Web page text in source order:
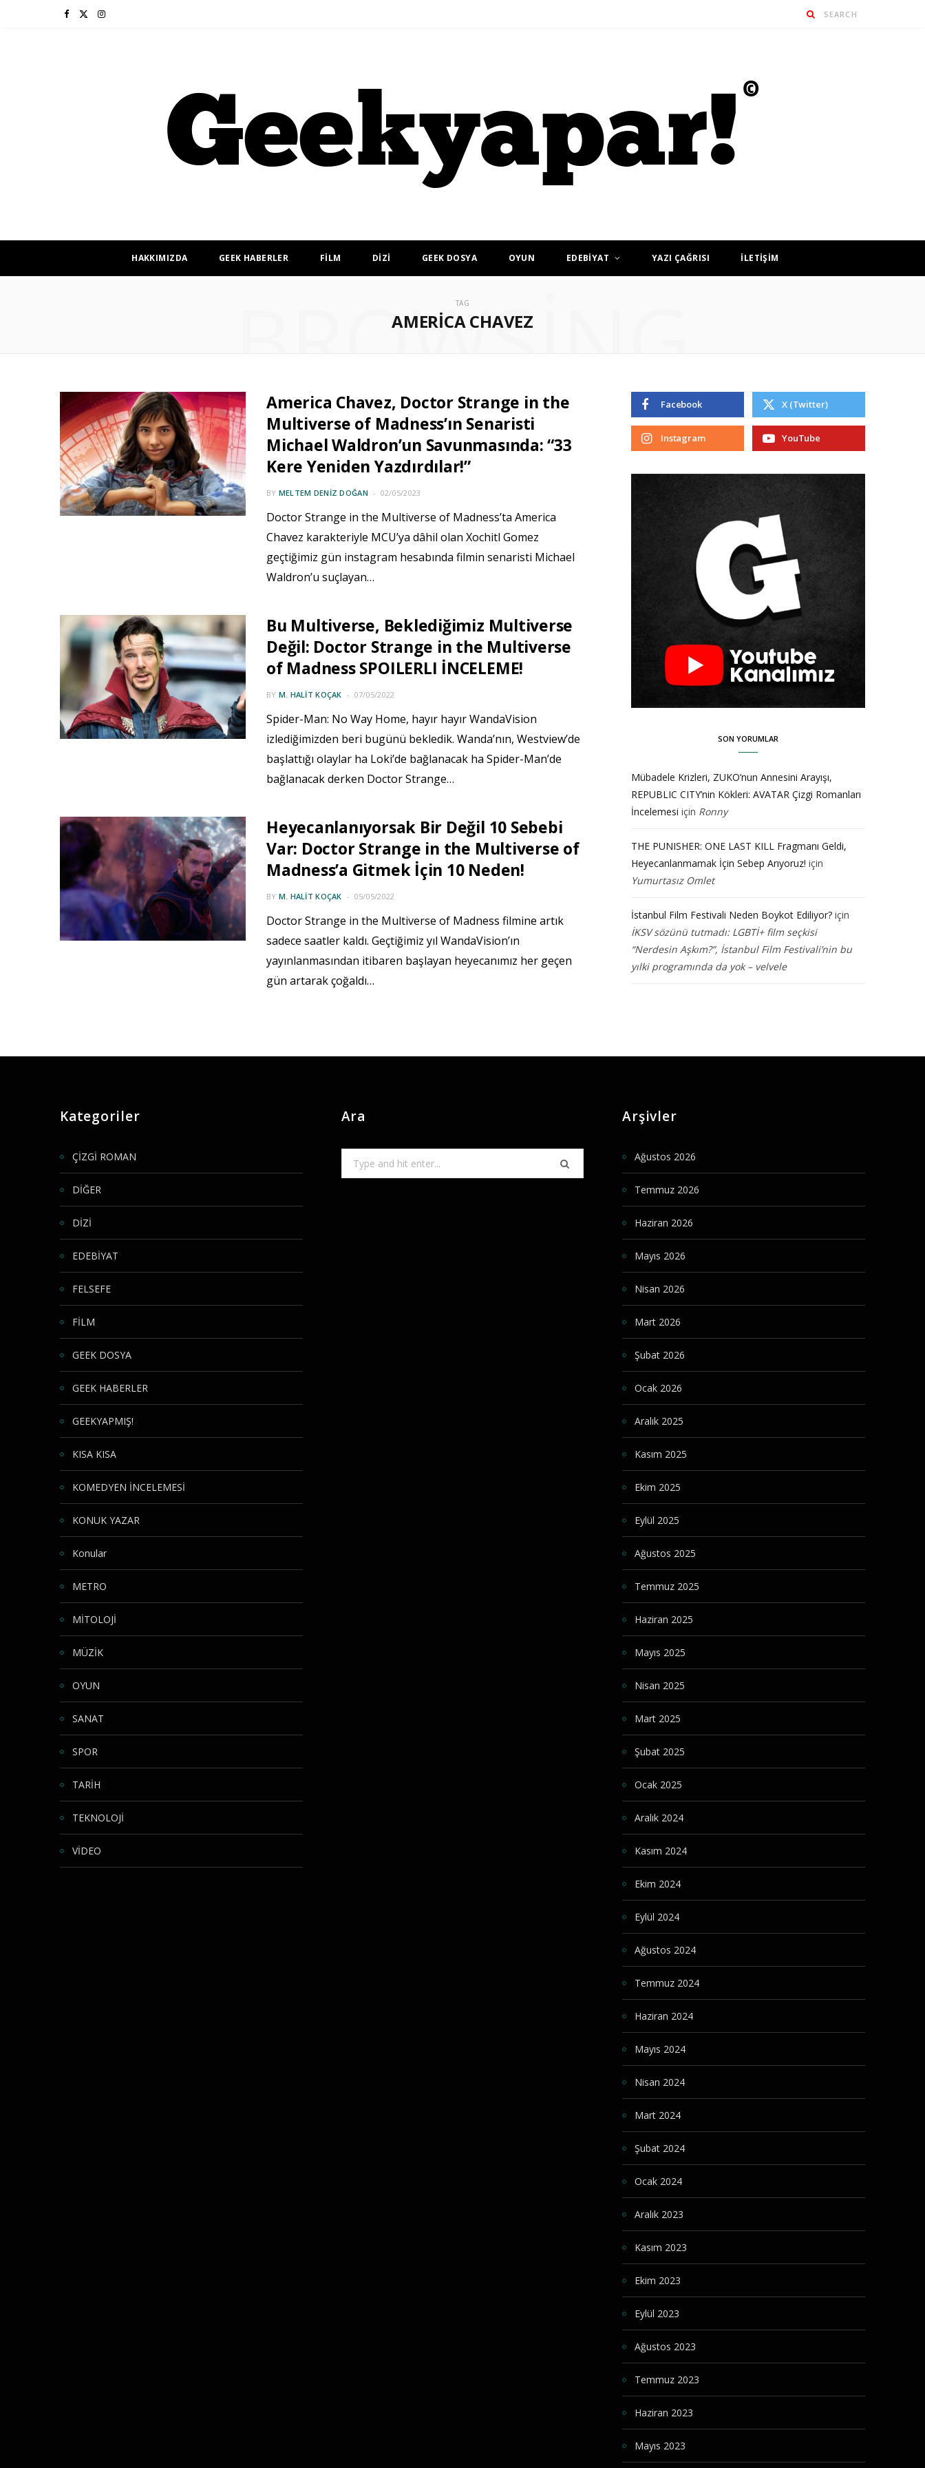
F I
HAKKIMIZDA GEEK HABERLER FİLM DİZİ GEEK DOSYA OYUN EDEBİYAT YAZI ÇAĞRISI İLETİŞİM
TAG
AMERICA CHAVEZ
BROWSING
America Chavez, Doctor Strange in the
Multiverse of Madness’ın Senaristi
Michael Waldron’un Savunmasında: “33
Kere Yeniden Yazdırdılar!”
BY MELTEM DENIZ DOĞAN 02/05/2023
Doctor Strange in the Multiverse of Madness’ta America
Chavez karakteriyle MCU’ya dâhil olan Xochitl Gomez
geçtiğimiz gün instagram hesabında filmin senaristi Michael
Waldron’u suçlayan…
Bu Multiverse, Beklediğimiz Multiverse
Değil: Doctor Strange in the Multiverse
of Madness SPOILERLI İNCELEME!
BY M. HALIT KOÇAK 07/05/2022
Spider-Man: No Way Home, hayır hayır WandaVision
izlediğimizden beri bugünü bekledik. Wanda’nın, Westview’de
başlattığı olaylar ha Loki’de bağlanacak ha Spider-Man’de
bağlanacak derken Doctor Strange…
Heyecanlanıyorsak Bir Değil 10 Sebebi
Var: Doctor Strange in the Multiverse of
Madness’a Gitmek İçin 10 Neden!
BY M. HALIT KOÇAK 05/05/2022
Doctor Strange in the Multiverse of Madness filmine artık
sadece saatler kaldı. Geçtiğimiz yıl WandaVision’ın
yayınlanmasından itibaren başlayan heyecanımız her geçen
gün artarak çoğaldı…
Facebook X (Twitter)
Instagram YouTube
SON YORUMLAR
Mübadele Krizleri, ZUKO’nun Annesini Arayışı,
REPUBLIC CITY’nin Kökleri: AVATAR Çizgi Romanları
İncelemesi için Ronny
THE PUNISHER: ONE LAST KILL Fragmanı Geldi,
Heyecanlanmamak İçin Sebep Arıyoruz! için
Yumurtasız Omlet
İstanbul Film Festivali Neden Boykot Ediliyor? için
İKSV sözünü tutmadı: LGBTİ+ film seçkisi
“Nerdesin Aşkım?”, İstanbul Film Festivali’nin bu
yılki programında da yok – velvele
Kategoriler
ÇİZGİ ROMAN
DİĞER
DİZİ
EDEBİYAT
FELSEFE
FİLM
GEEK DOSYA
GEEK HABERLER
GEEKYAPMIŞ!
KISA KISA
KOMEDYEN İNCELEMESİ
KONUK YAZAR
Konular
METRO
MİTOLOJİ
MÜZİK
OYUN
SANAT
SPOR
TARİH
TEKNOLOJİ
VİDEO
Ara
for:
Arşivler
Ağustos 2026
Temmuz 2026
Haziran 2026
Mayıs 2026
Nisan 2026
Mart 2026
Şubat 2026
Ocak 2026
Aralık 2025
Kasım 2025
Ekim 2025
Eylül 2025
Ağustos 2025
Temmuz 2025
Haziran 2025
Mayıs 2025
Nisan 2025
Mart 2025
Şubat 2025
Ocak 2025
Aralık 2024
Kasım 2024
Ekim 2024
Eylül 2024
Ağustos 2024
Temmuz 2024
Haziran 2024
Mayıs 2024
Nisan 2024
Mart 2024
Şubat 2024
Ocak 2024
Aralık 2023
Kasım 2023
Ekim 2023
Eylül 2023
Ağustos 2023
Temmuz 2023
Haziran 2023
Mayıs 2023